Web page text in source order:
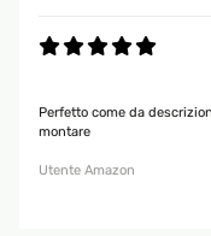
Perfetto come da
montare
Utente Amazon